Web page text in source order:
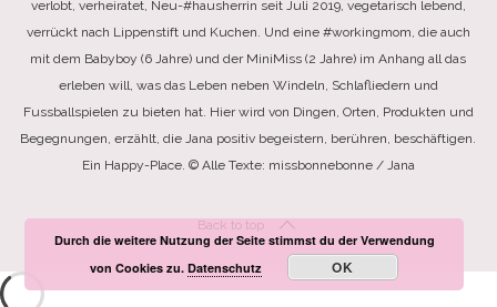
verlobt, verheiratet, Neu-#hausherrin seit Juli 2019, vegetarisch lebend,
verrückt nach Lippenstift und Kuchen. Und eine #workingmom, die auch
mit dem Babyboy (6 Jahre) und der MiniMiss (2 Jahre) im Anhang all das
erleben will, was das Leben neben Windeln, Schlafliedern und
Fussballspielen zu bieten hat. Hier wird von Dingen, Orten, Produkten und
Begegnungen, erzählt, die Jana positiv begeistern, berühren, beschäftigen.
Ein Happy-Place. © Alle Texte: missbonnebonne / Jana
Back to top
Durch die weitere Nutzung der Seite stimmst du der Verwendung
von Cookies zu.Datenschutz OK